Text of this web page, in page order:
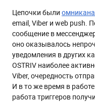
Цепочки были
email, Viber и web push.
сообщение в
оно оказывалось
уведомления в других
OSTRIV наиболее
Viber, очередность
И в то же время в
работа триггеров